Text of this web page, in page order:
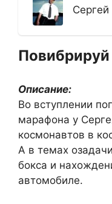
Сергей
Повибрируй
Описание:
Во вступлении
марафона у
космонавтов в
А в темах
бокса и
автомобиле.